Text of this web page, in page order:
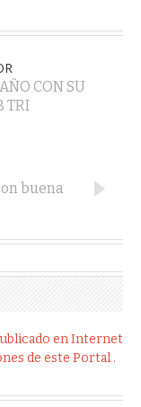
CON SU
TRI
buena
en Internet
de este Portal .